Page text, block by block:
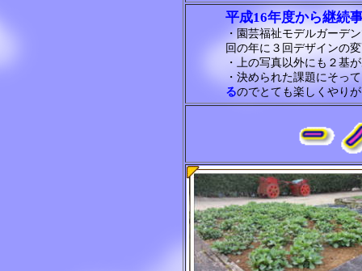
平成16年度から継続
・園芸福祉モデルガーデ
回の年に３回デザインの
・上の写真以外にも２基
・決められた課題にそっ
るのでとても楽しくやり